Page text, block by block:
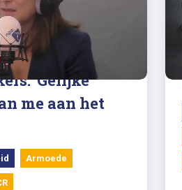
Kaya in
'Gelijke
me aan het
Armoede